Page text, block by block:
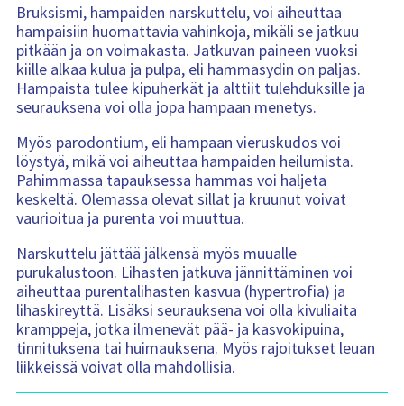
Bruksismi, hampaiden narskuttelu, voi aiheuttaa
hampaisiin huomattavia vahinkoja, mikäli se jatkuu
pitkään ja on voimakasta. Jatkuvan paineen vuoksi
kiille alkaa kulua ja pulpa, eli hammasydin on paljas.
Hampaista tulee kipuherkät ja alttiit tulehduksille ja
seurauksena voi olla jopa hampaan menetys.
Myös parodontium, eli hampaan vieruskudos voi
löystyä, mikä voi aiheuttaa hampaiden heilumista.
Pahimmassa tapauksessa hammas voi haljeta
keskeltä. Olemassa olevat sillat ja kruunut voivat
vaurioitua ja purenta voi muuttua.
Narskuttelu jättää jälkensä myös muualle
purukalustoon. Lihasten jatkuva jännittäminen voi
aiheuttaa purentalihasten kasvua (hypertrofia) ja
lihaskireyttä. Lisäksi seurauksena voi olla kivuliaita
kramppeja, jotka ilmenevät pää- ja kasvokipuina,
tinnituksena tai huimauksena. Myös rajoitukset leuan
liikkeissä voivat olla mahdollisia.